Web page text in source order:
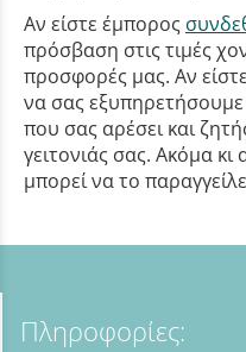
Αν είστε έμπορος
πρόσβαση στις τιμές
προσφορές μας. Αν
να σας
που σας αρέσει και
γειτονιάς σας. Ακόμα κι
μπορεί να το
Πληροφορίες: